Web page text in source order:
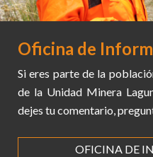
Lagunas Norte
Carretera Desvío Otuzco
Km 141 Quiruvilca, La
VER EN MAPA
Oficina de
Si eres parte de la
de la Unidad Minera
dejes tu comentario,
OFICINA DE